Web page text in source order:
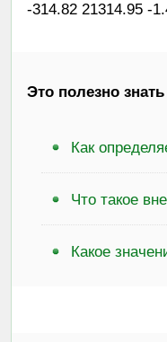
-314.82 21314.95 -
Это полезно
Как
Что такое
Какое